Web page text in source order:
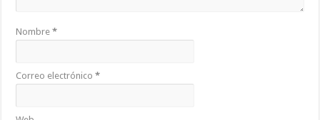
Nombre*
Correo electrónico*